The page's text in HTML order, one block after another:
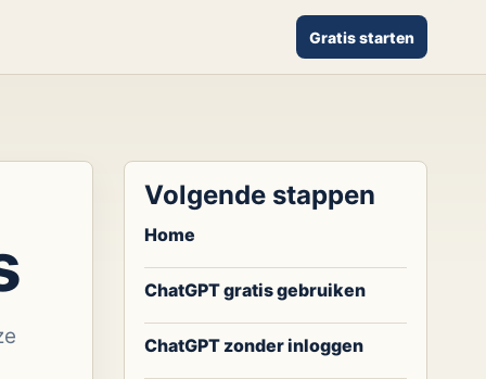
Gratis starten
Volgende stappen
Home
ChatGPT gratis gebruiken
ChatGPT zonder inloggen